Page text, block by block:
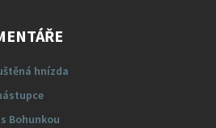
hnízda
Bohunkou